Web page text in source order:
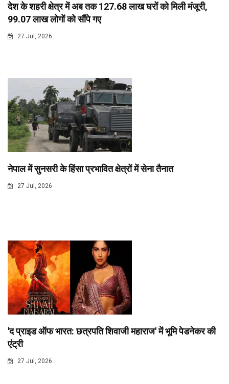
देश के शहरी क्षेत्र में अब तक 127.68 लाख घरों को मिली मंजूरी,
99.07 लाख लोगों को सौंपे गए
27 Jul, 2026
नेपाल में सुनसरी के हिंसा प्रभावित क्षेत्रों में सेना तैनात
27 Jul, 2026
'द प्राइड ऑफ भारत: छत्रपति शिवाजी महाराज' में भूमि पेडनेकर की
एंट्री
27 Jul, 2026